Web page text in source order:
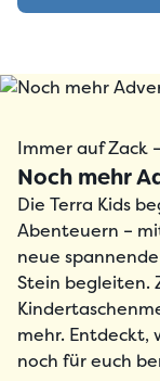
Immer auf Zack
Noch mehr
Die Terra Kids
Abenteuern –
neue
Stein begleiten.
mehr. Entdeckt,
noch für euch